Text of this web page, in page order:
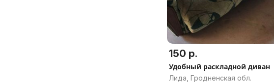
150 р.
Удобный раскладной диван
Лида, Гродненская обл.